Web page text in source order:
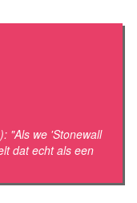
"Als we 'Stonewall
dat echt als een